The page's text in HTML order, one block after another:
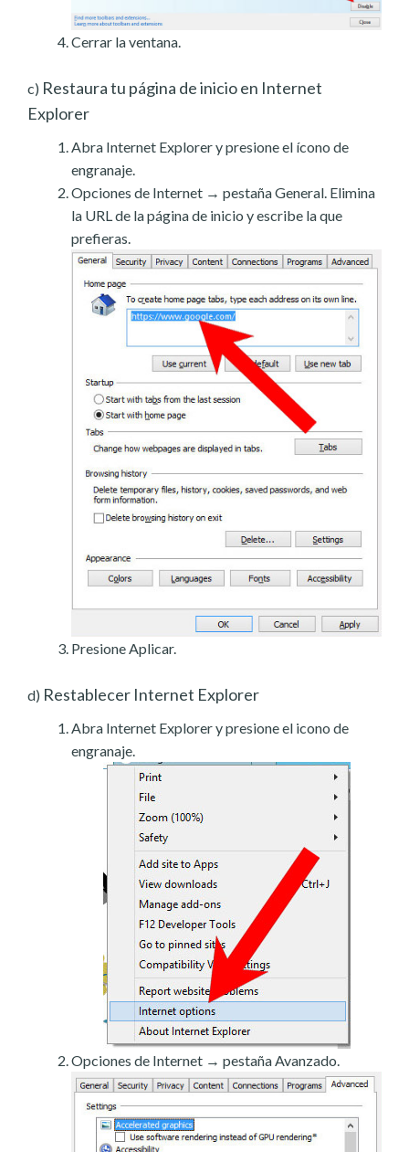
Cerrar la ventana.
c) Restaura tu página de inicio en Internet
Explorer
Abra Internet Explorer y presione el ícono de
engranaje.
Opciones de Internet → pestaña General. Elimina
la URL de la página de inicio y escribe la que
prefieras.
Presione Aplicar.
d) Restablecer Internet Explorer
Abra Internet Explorer y presione el icono de
engranaje.
Opciones de Internet → pestaña Avanzado.